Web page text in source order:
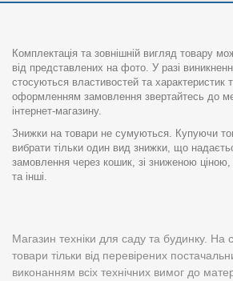
Комплектація та зовнішній вигляд товару
від представлених на фото. У разі
стосуються властивостей та характеристик
оформленням замовлення звертайтесь до
інтернет-магазину.
Знижки на товари не сумуються. Купуючи
вибрати тільки один вид знижки, що
замовлення через кошик, зі зниженою
та інші.
Магазин техніки для саду та будинку. На
товари тільки від перевірених
виконанням всіх технічних вимог до